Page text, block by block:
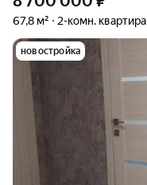
67,8 м² 2-комн. квартира
новостройка